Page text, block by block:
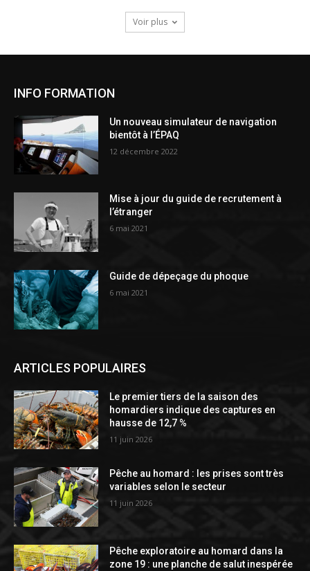
Voir plus
INFO FORMATION
Un nouveau simulateur de navigation
bientôt à l’ÉPAQ
12 décembre 2022
Mise à jour du guide de recrutement à
l’étranger
6 mai 2021
Guide de dépeçage du phoque
6 mai 2021
ARTICLES POPULAIRES
Le premier tiers de la saison des
homardiers indique des captures en
hausse de 12,7 %
11 juin 2026
Pêche au homard : les prises sont très
variables selon le secteur
11 juin 2026
Pêche exploratoire au homard dans la
zone 19 : une planche de salut inespérée